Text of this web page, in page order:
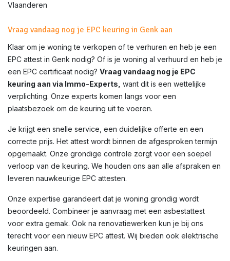
Vlaanderen
Vraag vandaag nog je EPC keuring in Genk aan
Klaar om je woning te verkopen of te verhuren en heb je een
EPC attest in Genk nodig? Of is je woning al verhuurd en heb je
een EPC certificaat nodig? Vraag vandaag nog je EPC
keuring aan via Immo-Experts, want dit is een wettelijke
verplichting. Onze experts komen langs voor een
plaatsbezoek om de keuring uit te voeren.
Je krijgt een snelle service, een duidelijke offerte en een
correcte prijs. Het attest wordt binnen de afgesproken termijn
opgemaakt. Onze grondige controle zorgt voor een soepel
verloop van de keuring. We houden ons aan alle afspraken en
leveren nauwkeurige EPC attesten.
Onze expertise garandeert dat je woning grondig wordt
beoordeeld. Combineer je aanvraag met een asbestattest
voor extra gemak. Ook na renovatiewerken kun je bij ons
terecht voor een nieuw EPC attest. Wij bieden ook elektrische
keuringen aan.